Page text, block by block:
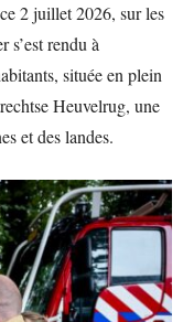
2 juillet 2026, sur les
rendu à
située en plein
Heuvelrug, une
et des landes.